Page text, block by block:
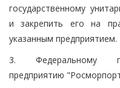
государственному
и закрепить его на
указанным предприятием.
3. Федеральному
предприятию